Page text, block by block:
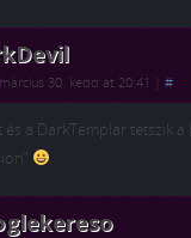
30. kedd at 20:41 #
és a DarkTemplar tetszik